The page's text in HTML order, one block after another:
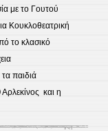
με το Γουτού
Κουκλοθεατρική
το κλασικό
παιδιά
και η